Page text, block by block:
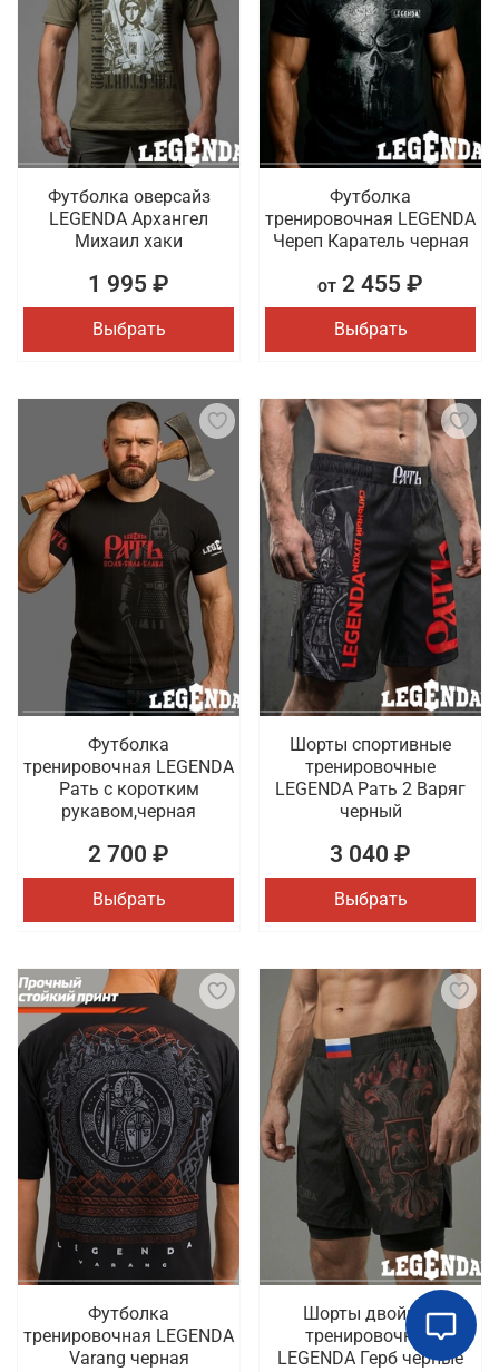
Футболка оверсайз
LEGENDA Архангел
Михаил хаки
1 995 ₽
Выбрать
Футболка
тренировочная LEGENDA
Череп Каратель черная
от 2 455 ₽
Выбрать
Футболка
тренировочная LEGENDA
Рать с коротким
рукавом,черная
2 700 ₽
Выбрать
Шорты спортивные
тренировочные
LEGENDA Рать 2 Варяг
черный
3 040 ₽
Выбрать
Футболка
тренировочная LEGENDA
Varang черная
Шорты двойные
тренировочные
LEGENDA Герб черные